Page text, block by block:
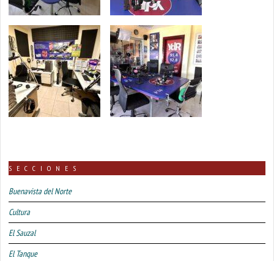
SECCIONES
Buenavista del Norte
Cultura
El Sauzal
El Tanque